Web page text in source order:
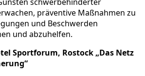
präventive Maßnahmen zu
und Beschwerden
und abzuhelfen.
Sportforum, Rostock „Das Netz